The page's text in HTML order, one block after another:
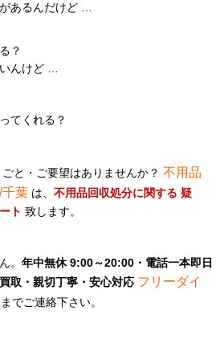
あるんだけど …
？
んけど …
てくれる？
と・ご要望はありませんか？ 不用品
千葉 は、 不用品回収処分に関する 疑
ト 致します。
。 年中無休 9:00～20:00・電話一本即日
取・親切丁寧・安心対応 フリーダイ
までご連絡下さい。